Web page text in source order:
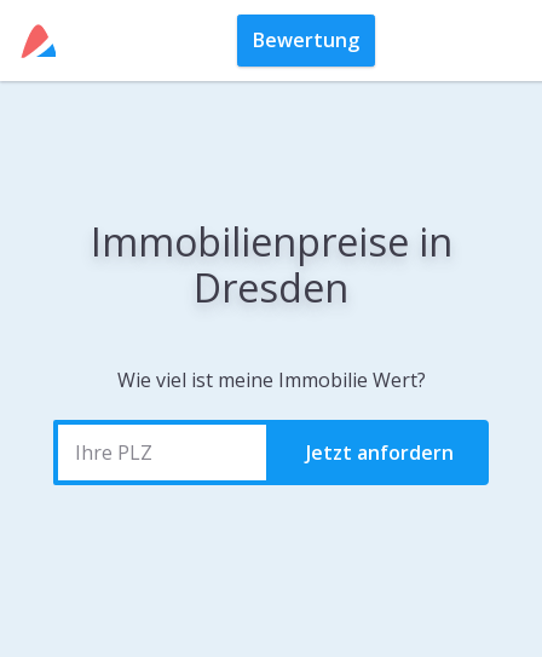
Bewertung
Immobilienpreise in
Dresden
Wie viel ist meine Immobilie Wert?
Jetzt anfordern